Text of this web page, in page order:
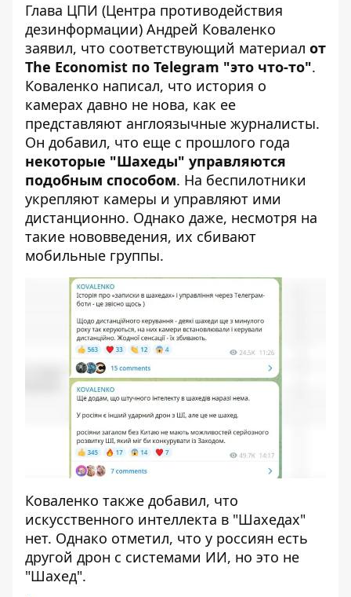
Глава ЦПИ (Центра противодействия
дезинформации) Андрей Коваленко
заявил, что соответствующий материал от
The Economist по Telegram "это что-то".
Коваленко написал, что история о
камерах давно не нова, как ее
представляют англоязычные журналисты.
Он добавил, что еще с прошлого года
некоторые "Шахеды" управляются
подобным способом. На беспилотники
укрепляют камеры и управляют ими
дистанционно. Однако даже, несмотря на
такие нововведения, их сбивают
мобильные группы.
Коваленко также добавил, что
искусственного интеллекта в "Шахедах"
нет. Однако отметил, что у россиян есть
другой дрон с системами ИИ, но это не
"Шахед".